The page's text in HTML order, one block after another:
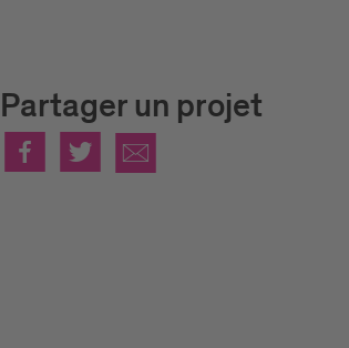
Partager un projet